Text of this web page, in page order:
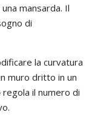
mansarda. Il
di
la curvatura
muro dritto in un
regola il numero di